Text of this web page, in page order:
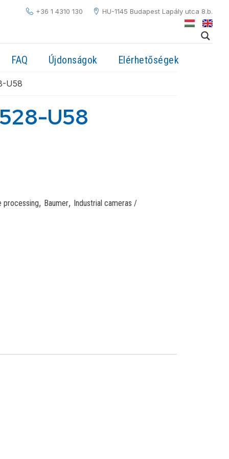
+36 1 4310 130 HU-1145 Budapest Lapály utca 8.b.
FAQ Újdonságok Elérhetőségek
U58
U58
processing, Baumer, Industrial cameras /